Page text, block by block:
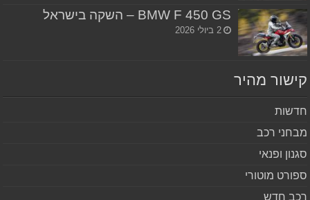
BMW F 450 GS – השקה בישראל
2 ביולי 2026
מהיר
רכב
ופנאי
מוטורי
חדש